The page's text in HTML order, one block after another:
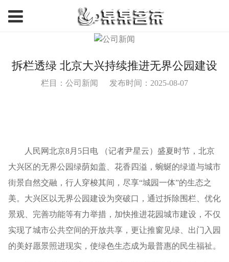
拆栏透绿 北京大兴持续推进无界公园建设
栏目：公司新闻 发布时间：2025-08-07
人民网北京8月5日电 （记者尹星云）盛夏时节，北京
大兴区的无界公园绿荫如盖、花香四溢，蜿蜒的绿道与城市
街景自然交融，行人穿梭其间，尽享“城园一体”的生态之
美。大兴区以无界公园建设为突破口，通过拆除围栏、优化
景观、完善功能等有力举措，加快推进花园城市建设，不仅
实现了城市公共空间的开放共享，更让推窗见绿、出门入园
的美好愿景照进现实，使绿色生态成为最普惠的民生福祉。